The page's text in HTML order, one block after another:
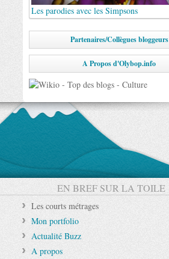
Les parodies avec les Simpsons
Partenaires/Collègues bloggeurs
A Propos d'Olybop.info
EN BREF SUR LA TOILE
Les courts métrages
Mon portfolio
Actualité Buzz
A propos